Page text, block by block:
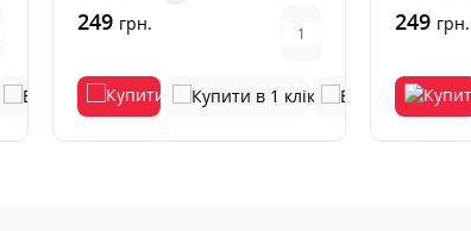
249 грн. 249 грн.